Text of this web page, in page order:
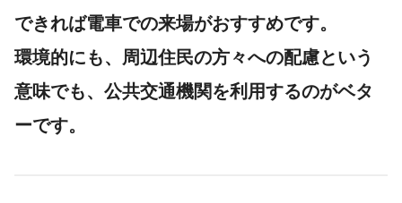
できれば電車での来場がおすすめです。
環境的にも、周辺住民の方々への配慮という
意味でも、公共交通機関を利用するのがベタ
ーです。